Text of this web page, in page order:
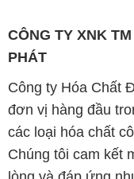
CÔNG TY XNK
PHÁT
Công ty Hóa Chất
đơn vị hàng đầu
các loại hóa chất
Chúng tôi cam kết